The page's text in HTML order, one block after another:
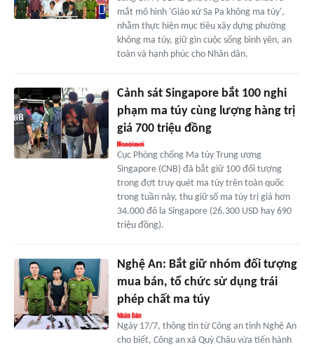
mắt mô hình 'Giáo xứ Sa Pa không ma túy',
nhằm thực hiện mục tiêu xây dựng phường
không ma túy, giữ gìn cuộc sống bình yên, an
toàn và hạnh phúc cho Nhân dân.
Cảnh sát Singapore bắt 100 nghi
phạm ma túy cùng lượng hàng trị
giá 700 triệu đồng
Cục Phòng chống Ma túy Trung ương
Singapore (CNB) đã bắt giữ 100 đối tượng
trong đợt truy quét ma túy trên toàn quốc
trong tuần này, thu giữ số ma túy trị giá hơn
34.000 đô la Singapore (26.300 USD hay 690
triệu đồng).
Nghệ An: Bắt giữ nhóm đối tượng
mua bán, tổ chức sử dụng trái
phép chất ma túy
Ngày 17/7, thông tin từ Công an tỉnh Nghệ An
cho biết, Công an xã Quỳ Châu vừa tiến hành